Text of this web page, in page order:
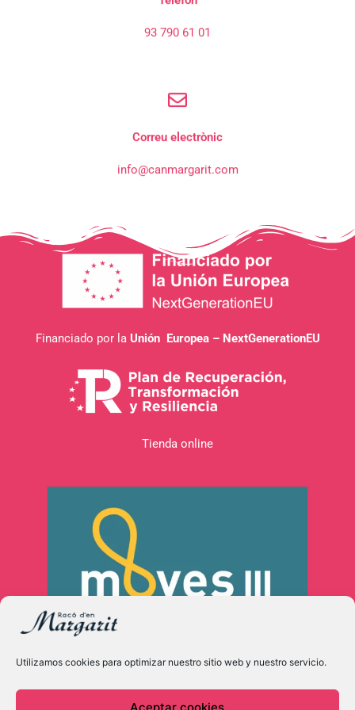
Utilizamos cookies para optimizar nuestro sitio web y nuestro servicio.
Aceptar cookies
93 790 61 01
Correu electrònic
info@canmargarit.com
Financiado por la Unión Europea – NextGenerationEU
Tienda online